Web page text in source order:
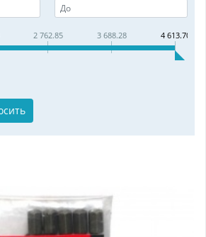
2 762.85 3 688.28 4 613.70